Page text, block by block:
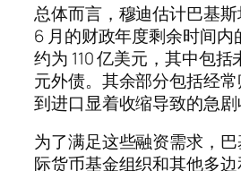
总体而言，穆迪估计巴基
6 月的财政年度剩余时间内
约为 110 亿美元，其中包括
元外债。其余部分包括经
到进口显着收缩导致的急剧
为了满足这些融资需求，
际货币基金组织和其他多